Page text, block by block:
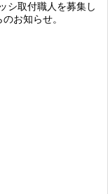
シ取付職人を募集し
お知らせ。